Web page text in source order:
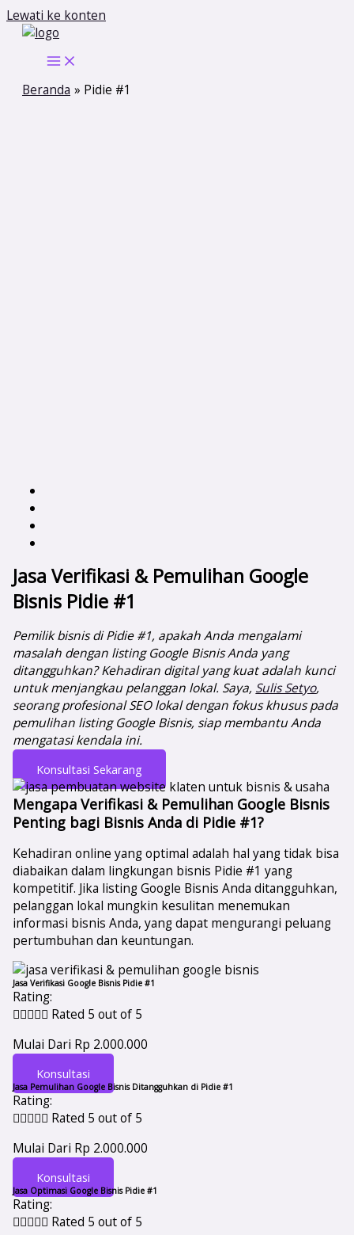
Lewati ke konten
Beranda Pidie #1
Jasa Verifikasi & Pemulihan Google
Bisnis Pidie #1
Pemilik bisnis di Pidie #1, apakah Anda mengalami
masalah dengan listing Google Bisnis Anda yang
ditangguhkan? Kehadiran digital yang kuat adalah kunci
untuk menjangkau pelanggan lokal. Saya, Sulis Setyo,
seorang profesional SEO lokal dengan fokus khusus pada
pemulihan listing Google Bisnis, siap membantu Anda
mengatasi kendala ini.
Konsultasi Sekarang
Mengapa Verifikasi & Pemulihan Google Bisnis
Penting bagi Bisnis Anda di Pidie #1?
Kehadiran online yang optimal adalah hal yang tidak bisa
diabaikan dalam lingkungan bisnis Pidie #1 yang
kompetitif. Jika listing Google Bisnis Anda ditangguhkan,
pelanggan lokal mungkin kesulitan menemukan
informasi bisnis Anda, yang dapat mengurangi peluang
pertumbuhan dan keuntungan.
Jasa Verifikasi Google Bisnis Pidie #1
Rating:
 Rated 5 out of 5
Mulai Dari Rp 2.000.000
Konsultasi
Jasa Pemulihan Google Bisnis Ditangguhkan di Pidie #1
Rating:
 Rated 5 out of 5
Mulai Dari Rp 2.000.000
Konsultasi
Jasa Optimasi Google Bisnis Pidie #1
Rating:
 Rated 5 out of 5